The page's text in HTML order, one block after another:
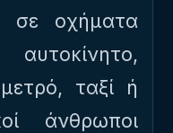
σε οχήματα
ταξί ή
άνθρωποι